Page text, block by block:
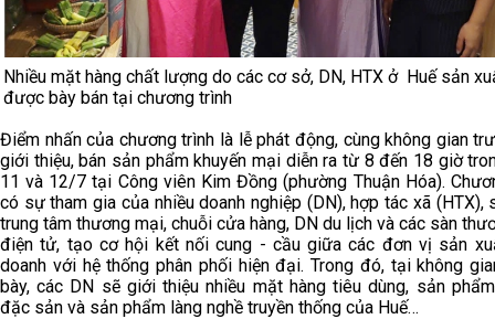
Nhiều mặt hàng chất lượng do các cơ sở, DN, HTX ở Huế sản
được bày bán tại chương trình
Điểm nhấn của chương trình là lễ phát động, cùng không gian
giới thiệu, bán sản phẩm khuyến mại diễn ra từ 8 đến 18 giờ
11 và 12/7 tại Công viên Kim Đồng (phường Thuận Hóa).
có sự tham gia của nhiều doanh nghiệp (DN), hợp tác xã (HTX),
trung tâm thương mại, chuỗi cửa hàng, DN du lịch và các sàn
điện tử, tạo cơ hội kết nối cung - cầu giữa các đơn vị sản
doanh với hệ thống phân phối hiện đại. Trong đó, tại không
bày, các DN sẽ giới thiệu nhiều mặt hàng tiêu dùng, sản phẩm
đặc sản và sản phẩm làng nghề truyền thống của Huế…